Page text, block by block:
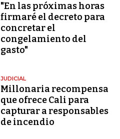
"En las próximas horas
firmaré el decreto para
concretar el
congelamiento del
gasto"
JUDICIAL
Millonaria recompensa
que ofrece Cali para
capturar a responsables
de incendio